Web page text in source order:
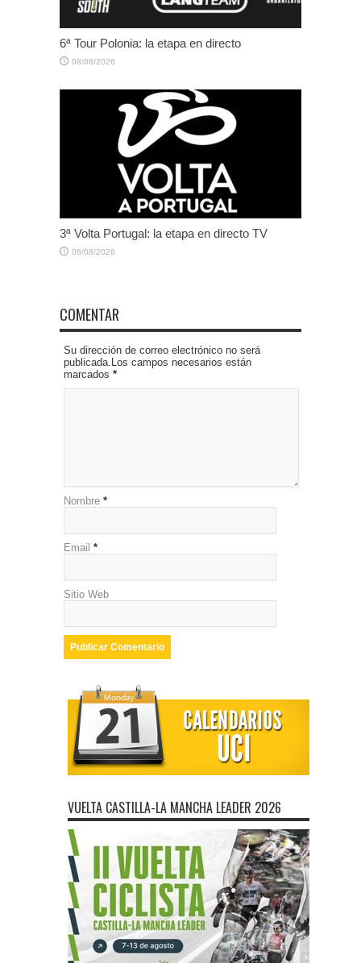
6ª Tour Polonia: la etapa en directo
08/08/2026
3ª Volta Portugal: la etapa en directo TV
08/08/2026
COMENTAR
Su dirección de correo electrónico no será
publicada.Los campos necesarios están
marcados *
Nombre *
Email *
Sitio Web
VUELTA CASTILLA-LA MANCHA LEADER 2026